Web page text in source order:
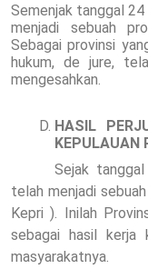
Semenjak tanggal
menjadi sebuah
Sebagai provinsi
hukum, de jure,
mengesahkan.
HASIL
KEPULAUAN
Sejak
telah menjadi
Kepri ). Inilah
sebagai hasil kerja
masyarakatnya.